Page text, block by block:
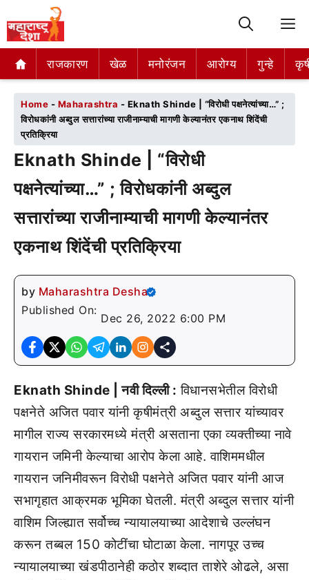
राजकारण खेळ मनोरंजन आरोग्य गुन्हे
राजकारण खेळ मनोरंजन आरोग्य गुन्हे
Home - Maharashtra - Eknath Shinde | “विरोधी पक्षनेत्यांच्या…” ;
विरोधकांनी अब्दुल सत्तारांच्या राजीनाम्याची मागणी केल्यानंतर एकनाथ शिंदेंची
प्रतिक्रिया
Eknath Shinde | “विरोधी
पक्षनेत्यांच्या…” ; विरोधकांनी अब्दुल
सत्तारांच्या राजीनाम्याची मागणी केल्यानंतर
एकनाथ शिंदेंची प्रतिक्रिया
by Maharashtra Desha
Published On:
Dec 26, 2022 6:00 PM
Eknath Shinde | नवी दिल्ली : विधानसभेतील विरोधी
पक्षनेते अजित पवार यांनी कृषीमंत्री अब्दुल सत्तार यांच्यावर
मागील राज्य सरकारमध्ये मंत्री असताना एका व्यक्तीच्या नावे
गायरान जमिनी केल्याचा आरोप केला आहे. वाशिममधील
गायरान जनिमीवरून विरोधी पक्षनेते अजित पवार यांनी आज
सभागृहात आक्रमक भूमिका घेतली. मंत्री अब्दुल सत्तार यांनी
वाशिम जिल्ह्यात सर्वोच्च न्यायालयाच्या आदेशाचे उल्लंघन
करून तब्बल 150 कोटींचा घोटाळा केला. नागपूर उच्च
न्यायालयाच्या खंडपीठानेही कठोर शब्दात ताशेरे ओढले, असा